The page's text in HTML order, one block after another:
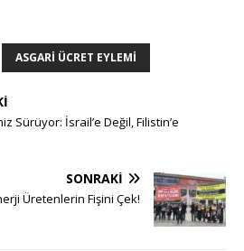
ASGARI ÜCRET EYLEMI
Sürüyor: İsrail’e Değil, Filistin’e
SONRAKI
Üretenlerin Fişini Çek!